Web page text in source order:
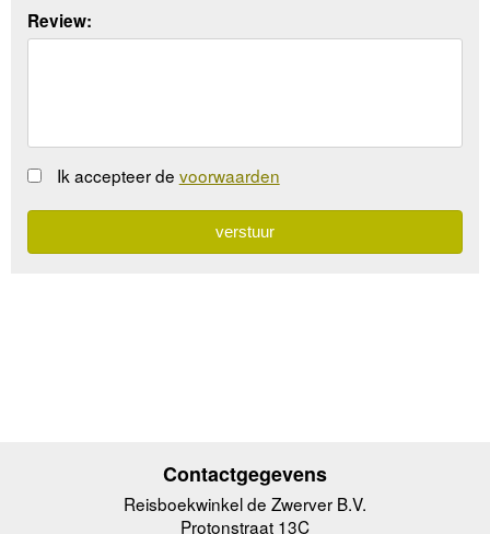
Review:
Ik accepteer de voorwaarden
Contactgegevens
Reisboekwinkel de Zwerver B.V.
Protonstraat 13C